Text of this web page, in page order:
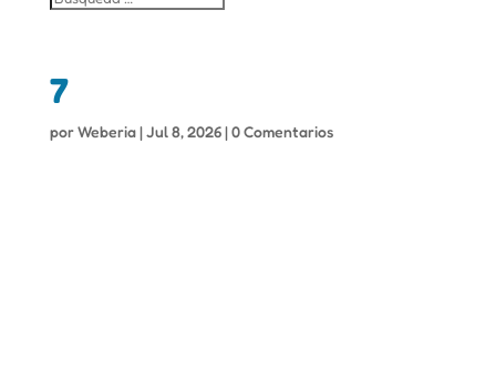
7
porWeberia|Jul 8, 2026|0 Comentarios